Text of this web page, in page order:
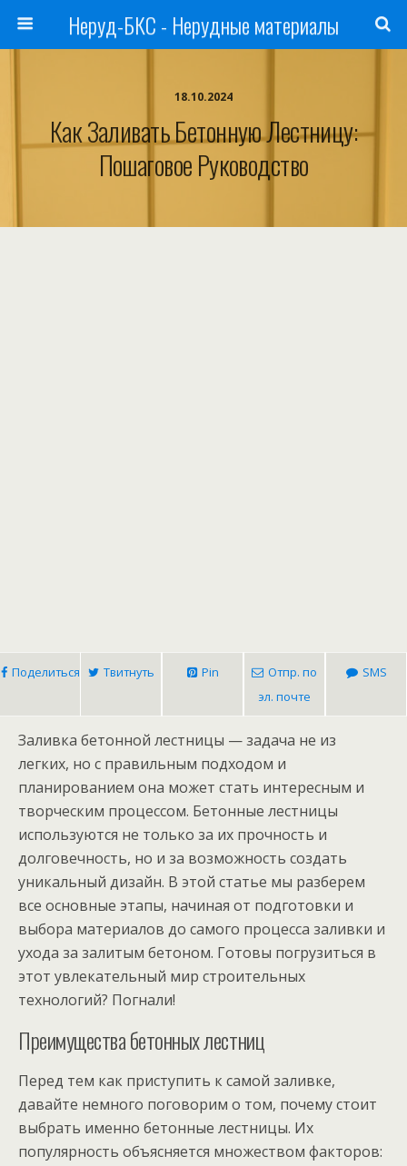
Неруд-БКС - Нерудные материалы
18.10.2024
Как Заливать Бетонную Лестницу:
Пошаговое Руководство
Поделиться Твитнуть Pin
Отпр. по
эл. почте
SMS
Заливка бетонной лестницы — задача не из
легких, но с правильным подходом и
планированием она может стать интересным и
творческим процессом. Бетонные лестницы
используются не только за их прочность и
долговечность, но и за возможность создать
уникальный дизайн. В этой статье мы разберем
все основные этапы, начиная от подготовки и
выбора материалов до самого процесса заливки и
ухода за залитым бетоном. Готовы погрузиться в
этот увлекательный мир строительных
технологий? Погнали!
Преимущества бетонных лестниц
Перед тем как приступить к самой заливке,
давайте немного поговорим о том, почему стоит
выбрать именно бетонные лестницы. Их
популярность объясняется множеством факторов: